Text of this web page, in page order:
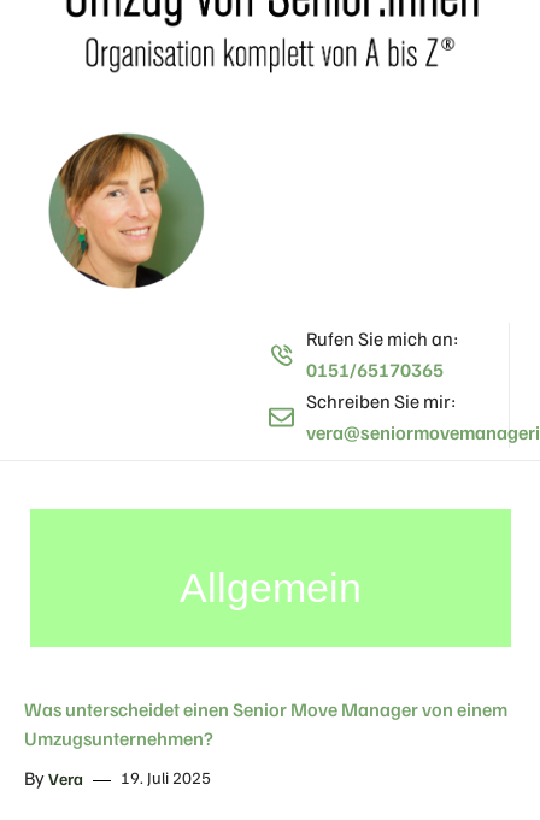
Rufen Sie mich an:
0151/65170365
Schreiben Sie mir:
Allgemein
Was unterscheidet einen Senior Move Manager von einem
Umzugsunternehmen?
ByVera 19. Juli 2025